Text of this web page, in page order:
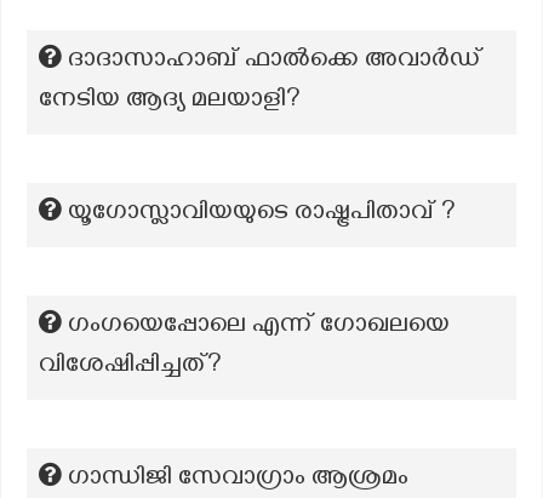
ദാദാസാഹാബ് ഫാൽക്കെ അവാർഡ്
നേടിയ ആദ്യ മലയാളി?
യൂഗോസ്ലാവിയയുടെ രാഷ്ട്രപിതാവ് ?
ഗംഗയെപ്പോലെ എന്ന് ഗോഖലയെ
വിശേഷിപ്പിച്ചത്?
ഗാന്ധിജി സേവാഗ്രാം ആശ്രമം